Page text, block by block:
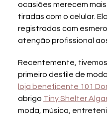
ocasiões merecem
tiradas com o celular.
registradas com
atenção profissional
Recentemente,
primeiro desfile de
loja beneficente 101
abrigo Tiny Shelter
moda, música,